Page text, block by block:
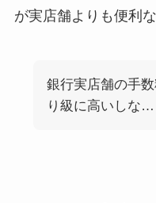
が実店舗よりも便利
銀行実店舗の手
り級に高いしな…